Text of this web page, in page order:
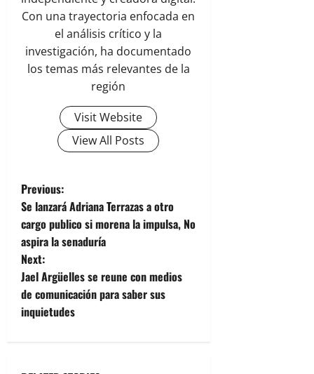
Con una trayectoria enfocada en
el análisis crítico y la
investigación, ha documentado
los temas más relevantes de la
región
Visit Website
View All Posts
P
o
s
t
n
Previous:
Se lanzará Adriana Terrazas a otro
cargo publico si morena la impulsa, No
aspira la senaduría
Next:
Jael Argüelles se reune con medios
de comunicación para saber sus
inquietudes